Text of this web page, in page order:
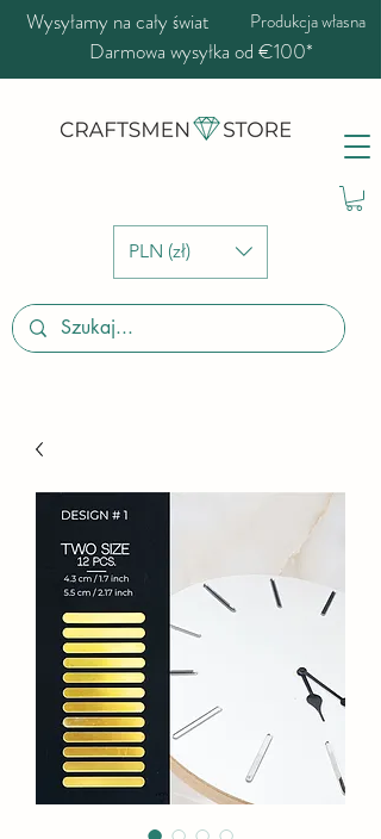
PLN (zł)
Wysyłamy na cały świat Produkcja własna
Darmowa wysyłka od €100*